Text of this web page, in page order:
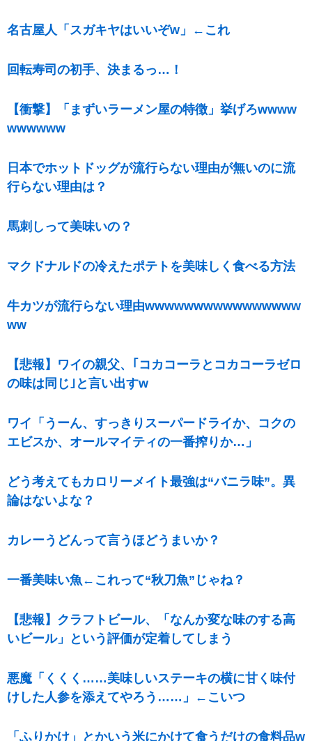
名古屋人「スガキヤはいいぞw」←これ
回転寿司の初手、決まるっ…！
【衝撃】「まずいラーメン屋の特徴」挙げろwwww
wwwwww
日本でホットドッグが流行らない理由が無いのに流
行らない理由は？
馬刺しって美味いの？
マクドナルドの冷えたポテトを美味しく食べる方法
牛カツが流行らない理由wwwwwwwwwwwwwwww
ww
【悲報】ワイの親父、｢コカコーラとコカコーラゼロ
の味は同じ｣と言い出すw
ワイ「うーん、すっきりスーパードライか、コクの
エビスか、オールマイティの一番搾りか…」
どう考えてもカロリーメイト最強は“バニラ味”。異
論はないよな？
カレーうどんって言うほどうまいか？
一番美味い魚←これって“秋刀魚”じゃね？
【悲報】クラフトビール、「なんか変な味のする高
いビール」という評価が定着してしまう
悪魔「くくく……美味しいステーキの横に甘く味付
けした人参を添えてやろう……」←こいつ
「ふりかけ」とかいう米にかけて食うだけの食料品w